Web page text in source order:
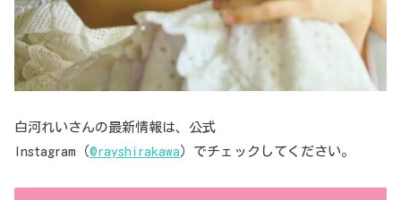
白河れいさんの最新情報は、公式
Instagram（@rayshirakawa ）でチェックしてください。